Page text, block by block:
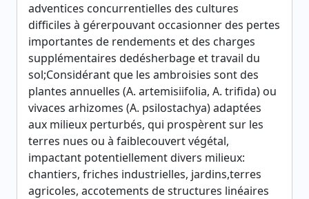
adventices concurrentielles des cultures
difficiles à gérerpouvant occasionner des pertes
importantes de rendements et des charges
supplémentaires dedésherbage et travail du
sol;Considérant que les ambroisies sont des
plantes annuelles (A. artemisiifolia, A. trifida) ou
vivaces arhizomes (A. psilostachya) adaptées
aux milieux perturbés, qui prospèrent sur les
terres nues ou à faiblecouvert végétal,
impactant potentiellement divers milieux:
chantiers, friches industrielles, jardins,terres
agricoles, accotements de structures linéaires